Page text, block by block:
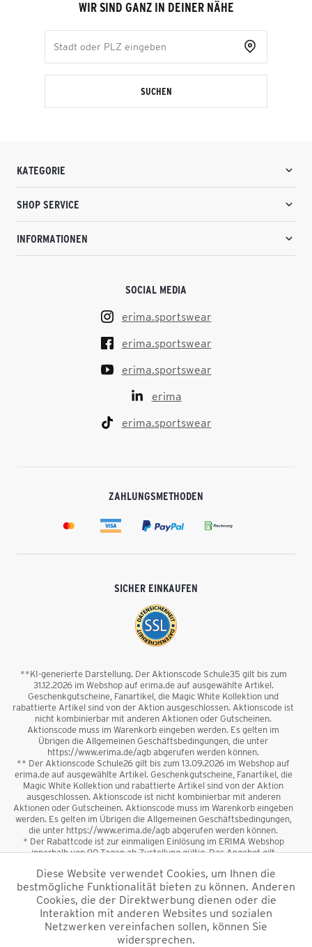
WIR SIND GANZ IN DEINER NÄHE
SUCHEN
KATEGORIE
SHOP SERVICE
INFORMATIONEN
SOCIAL MEDIA
erima.sportswear
erima.sportswear
erima.sportswear
erima
erima.sportswear
ZAHLUNGSMETHODEN
SICHER EINKAUFEN
**KI-generierte Darstellung. Der Aktionscode Schule35 gilt bis zum
31.12.2026 im Webshop auf erima.de auf ausgewählte Artikel.
Geschenkgutscheine, Fanartikel, die Magic White Kollektion und
rabattierte Artikel sind von der Aktion ausgeschlossen. Aktionscode ist
nicht kombinierbar mit anderen Aktionen oder Gutscheinen.
Aktionscode muss im Warenkorb eingeben werden. Es gelten im
Übrigen die Allgemeinen Geschäftsbedingungen, die unter
https://www.erima.de/agb abgerufen werden können.
** Der Aktionscode Schule26 gilt bis zum 13.09.2026 im Webshop auf
erima.de auf ausgewählte Artikel. Geschenkgutscheine, Fanartikel, die
Magic White Kollektion und rabattierte Artikel sind von der Aktion
ausgeschlossen. Aktionscode ist nicht kombinierbar mit anderen
Aktionen oder Gutscheinen. Aktionscode muss im Warenkorb eingeben
werden. Es gelten im Übrigen die Allgemeinen Geschäftsbedingungen,
die unter https://www.erima.de/agb abgerufen werden können.
* Der Rabattcode ist zur einmaligen Einlösung im ERIMA Webshop
innerhalb von 90 Tagen ab Zustellung gültig. Das Angebot gilt
sowie Geschenkgutscheine sind vom Rabatt ausgeschlossen. Der
Rabattcode ist nicht mit anderen Aktionen oder Gutscheinen
kombinierbar. Der Mindestbestellwert beträgt 50 €
*Alle Preise verstehen sich inkl. Mehrwertsteuer und zzgl.
und ggf. Nachnahmegebühren, wenn nicht anders
Diese Website verwendet Cookies, um Ihnen die
bestmögliche Funktionalität bieten zu können. Anderen
Cookies, die der Direktwerbung dienen oder die
Interaktion mit anderen Websites und sozialen
Netzwerken vereinfachen sollen, können Sie
widersprechen.